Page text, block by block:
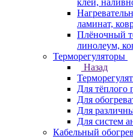
клей,
ламинат,
Плёночный
линолеум,
Терморегуляторы
Назад
Для тёплого
Для
Для
Для систем
Кабельный обогрев